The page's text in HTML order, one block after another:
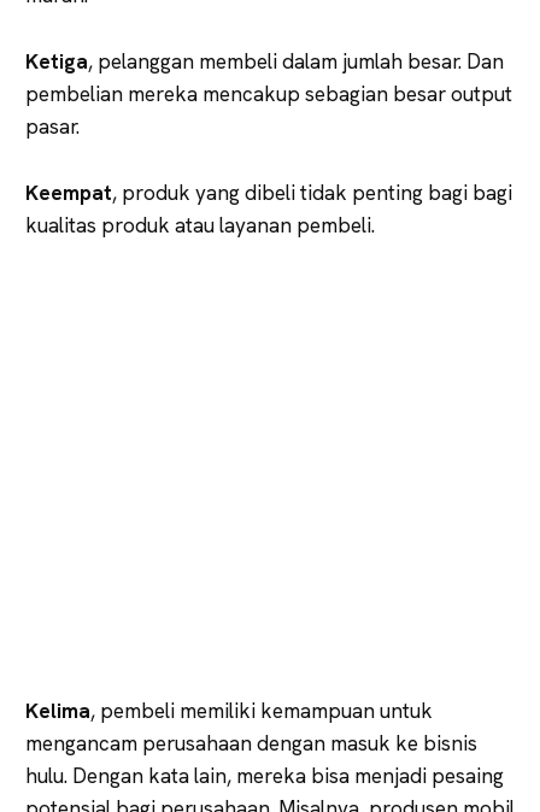
Ketiga, pelanggan membeli dalam jumlah besar. Dan
pembelian mereka mencakup sebagian besar output
pasar.
Keempat, produk yang dibeli tidak penting bagi bagi
kualitas produk atau layanan pembeli.
Kelima, pembeli memiliki kemampuan untuk
mengancam perusahaan dengan masuk ke bisnis
hulu. Dengan kata lain, mereka bisa menjadi pesaing